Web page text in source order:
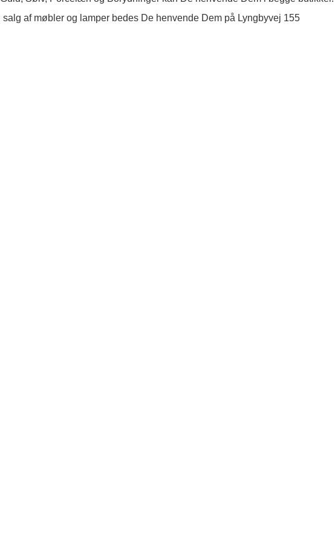
salg af møbler og lamper bedes De henvende Dem på Lyngbyvej 155